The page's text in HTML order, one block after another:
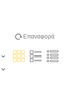
Επαναφορά